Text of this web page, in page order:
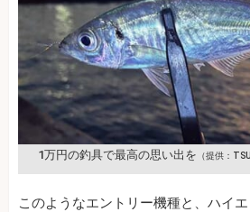
1万円の釣具で最高の思い出を （提供：
このようなエントリー機種と、ハイ